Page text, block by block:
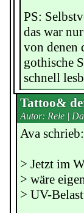
PS:
das war
von denen
gothische
schnell
Tattoo&
Autor: Rele |
Ava schrieb:
> Jetzt im
> wäre
> UV-